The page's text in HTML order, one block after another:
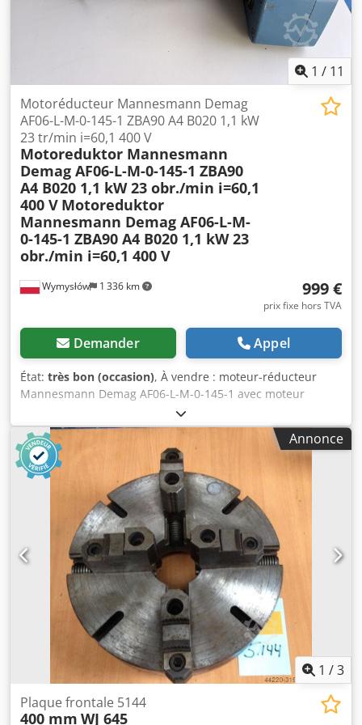
1 / 11
Wymysłów 1 336 km
Motoréducteur Mannesmann Demag
AF06-L-M-0-145-1 ZBA90 A4 B020 1,1 kW
23 tr/min i=60,1 400 V
Motoreduktor Mannesmann
Demag AF06-L-M-0-145-1 ZBA90
A4 B020 1,1 kW 23 obr./min i=60,1
400 V Motoreduktor
Mannesmann Demag AF06-L-M-
0-145-1 ZBA90 A4 B020 1,1 kW 23
obr./min i=60,1 400 V
999 €
prix fixe hors TVA
Demander Appel
État: très bon (occasion), À vendre : moteur-réducteur
Mannesmann Demag AF06-L-M-0-145-1 avec moteur
triphasé Demag ZBA90 A4 B020. L'appareil est entièrement
fonctionnel, testé et prêt à l'emploi. L'état visuel est bon,
avec des traces normales d'utilisation. Remarques : * Une
des pattes de montage a été coupée, ce qui n'affecte ni le
fonctionnement ni le montage correct du moteur-
réducteur. * Un petit éclat est présent sur le couvercle en
plastique du moteur, ce qui n'affecte pas le
fonctionnement de l'appareil. Caractéristiques techniques
: * Fabricant : Mannesmann Demag AG * Modèle de
réducteur : AF06-L-M-0-145-1 * Modèle de moteur : Demag
ZBA90 A4 B020 Dkodpfxozpbufj Afisr * Puissance : 1,1 kW *
Alimentation : 3 × 400 V CA, 50 Hz * Tension du frein : 180
V CC * Courant nominal : 2,80 A * Vitesse de rotation du
moteur : 1400 tr/min * Vitesse de sortie : environ 23 tr/min
* Rapport de transmission : i = 60,1 * Couple du frein : 20
Nm * Cos φ : 0,75 * Indice de protection : IP54 * Classe
d'isolation : F * Masse : 21,2 kg
Annonce
1 /3
Plaque frontale 5144
400 mm WJ 645